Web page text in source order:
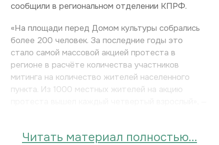
сообщили в региональном отделении КПРФ.
«На площади перед Домом культуры собрались
более 200 человек. За последние годы это
стало самой массовой акцией протеста в
регионе в расчёте количества участников
митинга на количество жителей населенного
пункта. Из 1000 местных жителей на акцию
Читать материал полностью…